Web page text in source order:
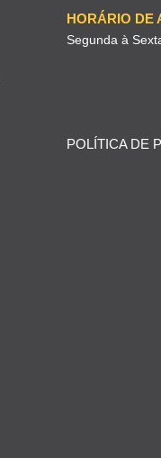
HORÁRIO DE
Segunda à
POLÍTICA DE